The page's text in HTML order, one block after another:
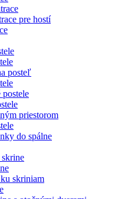
pre hostí
posteľ
postele
priestorom
do spálne
skrine
skriniam